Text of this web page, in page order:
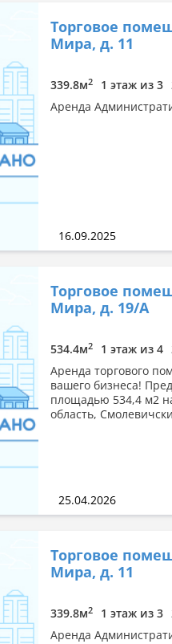
Торговое
Мира, д. 11
339.8м2 1 этаж из 3
Аренда
16.09.2025
Торговое
Мира, д. 19/А
534.4м2 1 этаж из 4
Аренда торгового
вашего бизнеса!
площадью 534,4 м2
область,
25.04.2026
Торговое
Мира, д. 11
339.8м2 1 этаж из 3
Аренда